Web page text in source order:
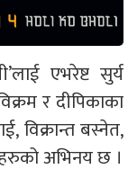
एभरेष्ट सुर्य
र दीपिकाका
विक्रान्त बस्नेत,
अभिनय छ ।